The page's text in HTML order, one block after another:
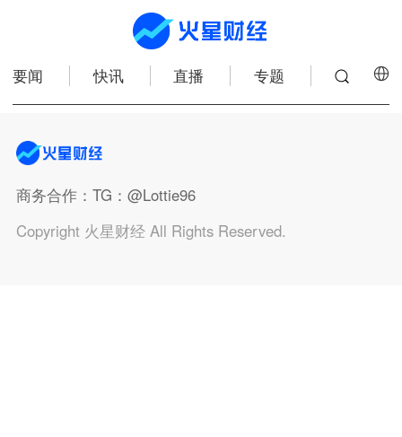
要闻 快讯 直播 专题
商务合作：TG：@Lottie96
Copyright 火星财经 All Rights Reserved.